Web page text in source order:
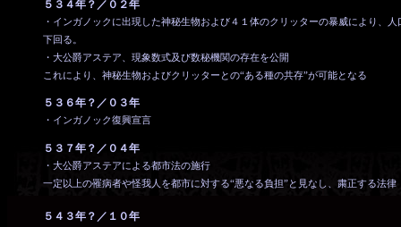
５３４年？／０２年
・インガノックに出現した神秘生物および４１体のクリッターの暴威により、
下回る。
・大公爵アステア、現象数式及び数秘機関の存在を公開
これにより、神秘生物およびクリッターとの“ある種の共存”が可能となる
５３６年？／０３年
・インガノック復興宣言
５３７年？／０４年
・大公爵アステアによる都市法の施行
一定以上の罹病者や怪我人を都市に対する“悪なる負担”と見なし、粛正する法律
５４３年？／１０年